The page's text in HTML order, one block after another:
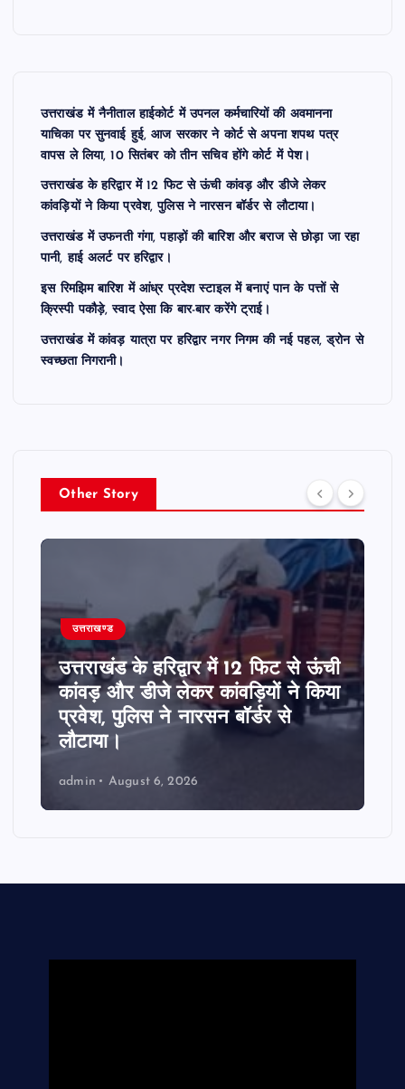
उत्तराखंड में नैनीताल हाईकोर्ट में उपनल कर्मचारियों की अवमानना
याचिका पर सुनवाई हुई, आज सरकार ने कोर्ट से अपना शपथ पत्र
वापस ले लिया, 10 सितंबर को तीन सचिव होंगे कोर्ट में पेश।
उत्तराखंड के हरिद्वार में 12 फिट से ऊंची कांवड़ और डीजे लेकर
कांवड़ियों ने किया प्रवेश, पुलिस ने नारसन बॉर्डर से लौटाया।
उत्तराखंड में उफनती गंगा, पहाड़ों की बारिश और बराज से छोड़ा जा रहा
पानी, हाई अलर्ट पर हरिद्वार।
इस रिमझिम बारिश में आंध्र प्रदेश स्टाइल में बनाएं पान के पत्तों से
क्रिस्पी पकौड़े, स्वाद ऐसा कि बार-बार करेंगे ट्राई।
उत्तराखंड में कांवड़ यात्रा पर हरिद्वार नगर निगम की नई पहल, ड्रोन से
स्वच्छता निगरानी।
Other Story
उत्तराखण्ड
उत्तराखंड के हरिद्वार में 12 फिट से ऊंची
कांवड़ और डीजे लेकर कांवड़ियों ने किया
प्रवेश, पुलिस ने नारसन बॉर्डर से
लौटाया।
admin August 6, 2026